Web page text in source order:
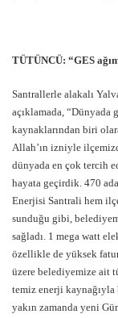
TÜTÜNCÜ: “GES
Santrallerle alakalı
açıklamada, “Dünyada
kaynaklarından biri
Allah’ın izniyle
dünyada en çok tercih
hayata geçirdik. 470
Enerjisi Santrali hem
sunduğu gibi,
sağladı. 1 mega watt
özellikle de yüksek
üzere belediyemize ait
temiz enerji kaynağıyla
yakın zamanda yeni